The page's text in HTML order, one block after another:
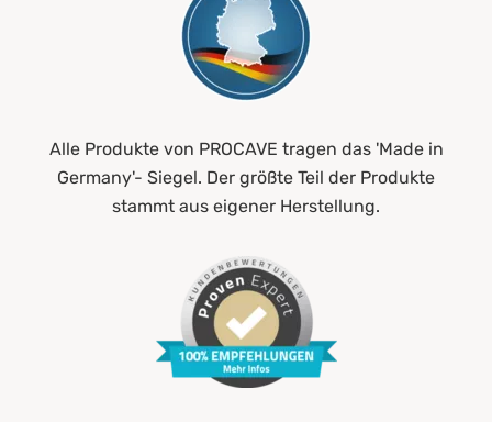
Alle Produkte von PROCAVE tragen das 'Made in
Germany'- Siegel. Der größte Teil der Produkte
stammt aus eigener Herstellung.